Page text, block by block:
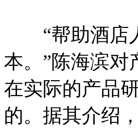
“帮助酒店人
本。”陈海滨对
在实际的产品
的。据其介绍